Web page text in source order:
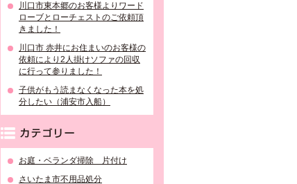
川口市東本郷のお客様よりワード
ローブとローチェストのご依頼頂
きました！
川口市 赤井にお住まいのお客様の
依頼により2人掛けソファの回収
に行って参りました！
子供がもう読まなくなった本を処
分したい（浦安市入船）
お庭・ベランダ掃除 片付け
さいたま市不用品処分